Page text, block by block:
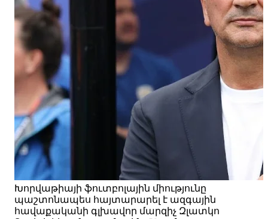
Խորվաթիայի ֆուտբոլային միությունը
պաշտոնապես հայտարարել է ազգային
հավաքականի գլխավոր մարզիչ Զլատկո